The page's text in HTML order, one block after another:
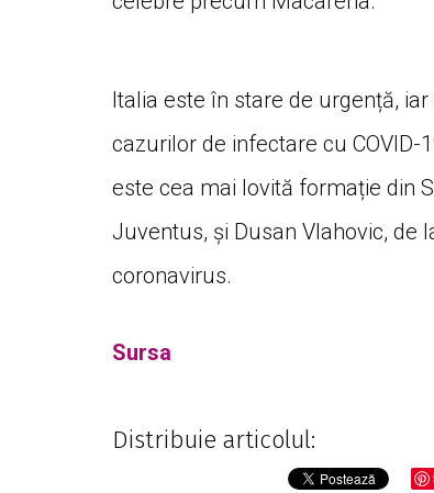
Italia este în stare de urgență,
cazurilor de infectare cu
este cea mai lovită formație din
Juventus, și Dusan Vlahovic, de
coronavirus.
Sursa
Distribuie articolul: